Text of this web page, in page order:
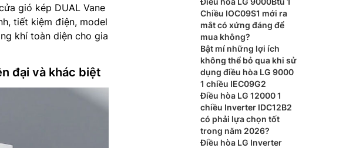
gió kép DUAL Vane
tiết kiệm điện, model
khí toàn diện cho gia
đại và khác biệt
Chiều IOC09S1 mới ra
mắt có xứng đáng để
mua không?
Bật mí những lợi ích
không thể bỏ qua khi sử
dụng điều hòa LG 9000
1 chiều IEC09G2
Điều hòa LG 12000 1
chiều Inverter IDC12B2
có phải lựa chọn tốt
trong năm 2026?
Điều hòa LG Inverter